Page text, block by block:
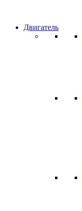
Двигатель